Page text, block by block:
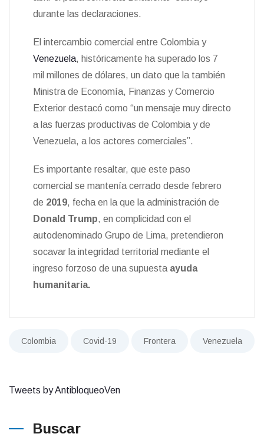
durante las declaraciones.
El intercambio comercial entre Colombia y
Venezuela, históricamente ha superado los 7
mil millones de dólares, un dato que la también
Ministra de Economía, Finanzas y Comercio
Exterior destacó como “un mensaje muy directo
a las fuerzas productivas de Colombia y de
Venezuela, a los actores comerciales”.
Es importante resaltar, que este paso
comercial se mantenía cerrado desde febrero
de 2019, fecha en la que la administración de
Donald Trump, en complicidad con el
autodenominado Grupo de Lima, pretendieron
socavar la integridad territorial mediante el
ingreso forzoso de una supuesta ayuda
humanitaria.
Colombia Covid-19 Frontera Venezuela
Tweets by AntibloqueoVen
Buscar